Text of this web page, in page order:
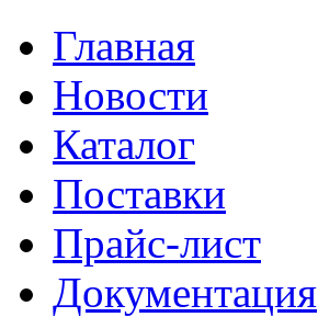
Главная
Новости
Каталог
Поставки
Прайс-лист
Документация